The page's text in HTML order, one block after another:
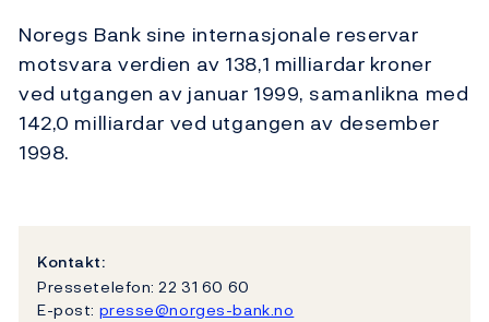
Noregs Bank sine internasjonale reservar
motsvara verdien av 138,1 milliardar kroner
ved utgangen av januar 1999, samanlikna med
142,0 milliardar ved utgangen av desember
1998.
Kontakt:
Pressetelefon: 22 31 60 60
E-post: presse@norges-bank.no